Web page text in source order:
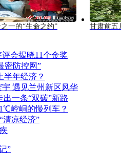
一的“生命之约” 甘肃前五
会揭晓11个金奖
密防控网”
半年经济？
遇见兰州新区风华
一条“双碳”新路
崆峒的慢列车？
清凉经济”
”